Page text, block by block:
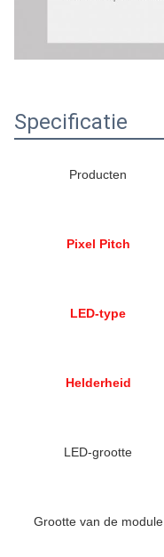
Specificatie
Producten
Pixel Pitch
LED-type
Helderheid
LED-grootte
Grootte van de module